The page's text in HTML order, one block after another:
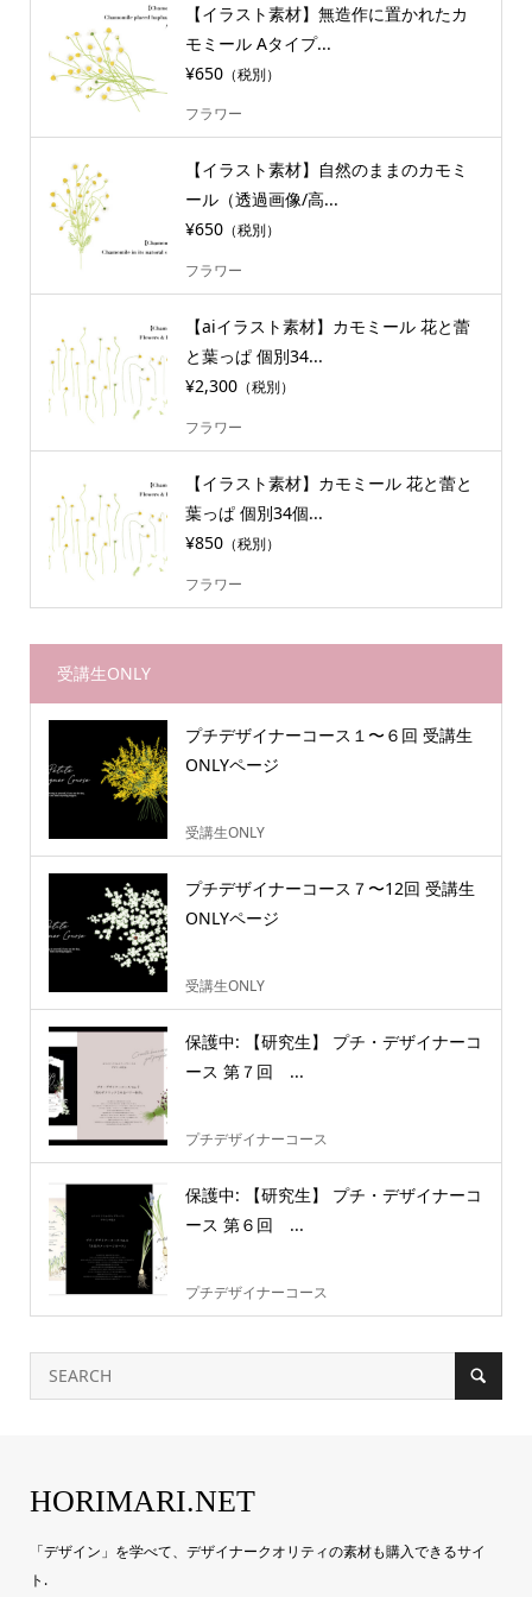
【イラスト素材】無造作に置かれたカ
モミール Aタイプ...
¥650（税別）
フラワー
【イラスト素材】自然のままのカモミ
ール（透過画像/高...
¥650（税別）
フラワー
【aiイラスト素材】カモミール 花と蕾
と葉っぱ 個別34...
¥2,300（税別）
フラワー
【イラスト素材】カモミール 花と蕾と
葉っぱ 個別34個...
¥850（税別）
フラワー
受講生ONLY
プチデザイナーコース１〜６回 受講生
ONLYページ
受講生ONLY
プチデザイナーコース７〜12回 受講生
ONLYページ
受講生ONLY
保護中: 【研究生】 プチ・デザイナーコ
ース 第７回 ...
プチデザイナーコース
保護中: 【研究生】 プチ・デザイナーコ
ース 第６回 ...
プチデザイナーコース
HORIMARI.NET
「デザイン」を学べて、デザイナークオリティの素材も購入できるサイ
ト.